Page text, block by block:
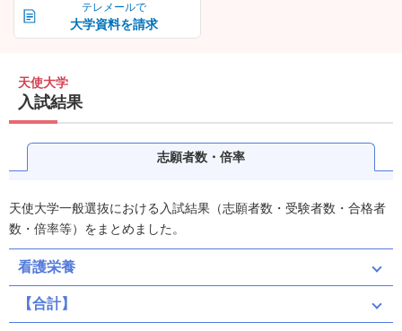
テレメールで
大学資料を請求
天使大学
入試結果
志願者数・倍率
天使大学一般選抜における入試結果（志願者数・受験者数・合格者
数・倍率等）をまとめました。
看護栄養
【合計】